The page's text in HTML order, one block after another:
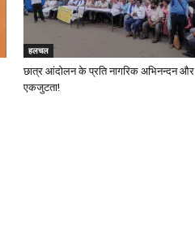
हलचल
छात्र आंदोलन के प्रति नागरिक अभिनन्दन और
एकजुटता!